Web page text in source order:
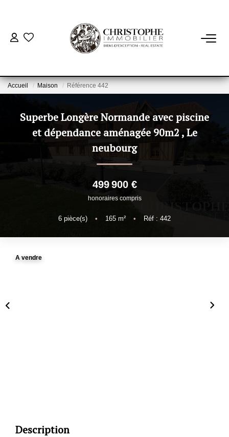
ACHETER
BIENS VENDUS
VENDRE
NOTRE AGENCE
Notre Équipe
Nous Rejoindre
Nos Actualités
Accueil Maison Référence 442
Superbe Longère Normande avec piscine
et dépendance aménagée 90m2 ,Le
neubourg
499 900 €
honoraires compris
6 pièce(s) • 165 m² • Réf : 442
A vendre
Description